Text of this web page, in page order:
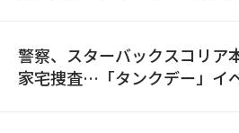
警察、スターバックスコリア
家宅捜査…「タンクデー」イ